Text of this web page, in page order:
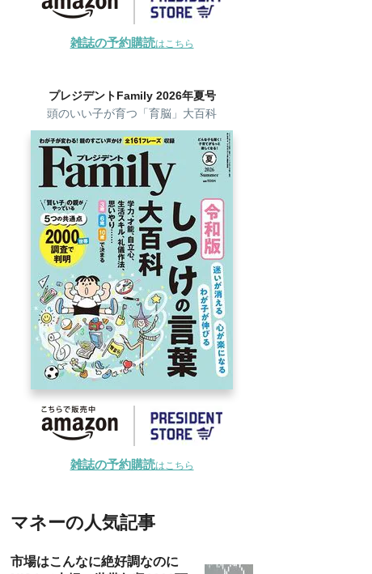
雑誌の予約購読はこちら
プレジデントFamily 2026年夏号
頭のいい子が育つ「育脳」大百科
雑誌の予約購読はこちら
マネーの人気記事
市場はこんなに絶好調なのに